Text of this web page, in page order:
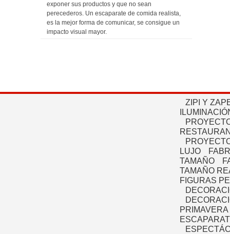
exponer sus productos y que no sean
perecederos. Un escaparate de comida realista,
es la mejor forma de comunicar, se consigue un
impacto visual mayor.
ZIPI Y
LUJO
TAMAÑO
TAMAÑO
FIGURAS
PRIMAVERA